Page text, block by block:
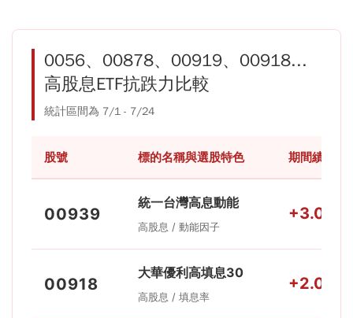
0056、00878、00919、00918...
高股息ETF抗跌力比較
統計區間為 7/1 - 7/24
股號 標的名稱與選股特色 期間績效
00939
統一台灣高息動能
高股息 / 動能因子
+3.00%
00918
大華優利高填息30
高股息 / 填息率
+2.07%